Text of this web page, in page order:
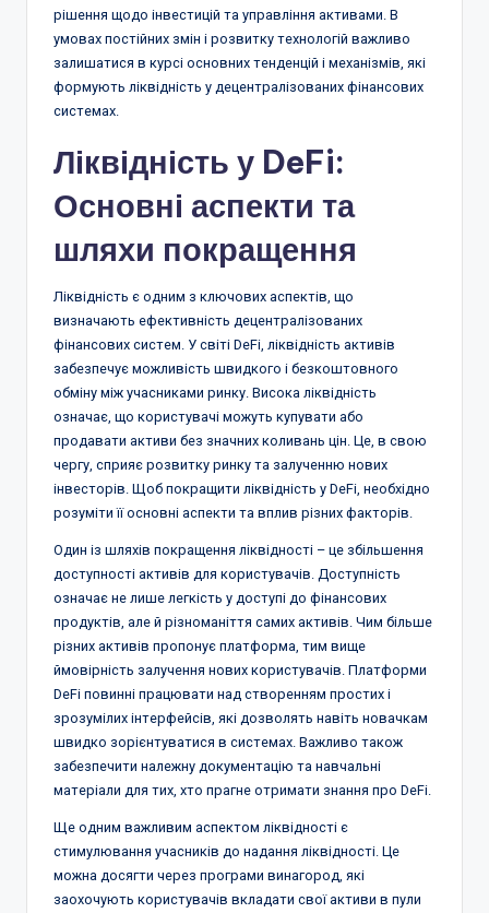
рішення щодо інвестицій та управління активами. В
умовах постійних змін і розвитку технологій важливо
залишатися в курсі основних тенденцій і механізмів, які
формують ліквідність у децентралізованих фінансових
системах.
Ліквідність у DeFi:
Основні аспекти та
шляхи покращення
Ліквідність є одним з ключових аспектів, що
визначають ефективність децентралізованих
фінансових систем. У світі DeFi, ліквідність активів
забезпечує можливість швидкого і безкоштовного
обміну між учасниками ринку. Висока ліквідність
означає, що користувачі можуть купувати або
продавати активи без значних коливань цін. Це, в свою
чергу, сприяє розвитку ринку та залученню нових
інвесторів. Щоб покращити ліквідність у DeFi, необхідно
розуміти її основні аспекти та вплив різних факторів.
Один із шляхів покращення ліквідності – це збільшення
доступності активів для користувачів. Доступність
означає не лише легкість у доступі до фінансових
продуктів, але й різноманіття самих активів. Чим більше
різних активів пропонує платформа, тим вище
ймовірність залучення нових користувачів. Платформи
DeFi повинні працювати над створенням простих і
зрозумілих інтерфейсів, які дозволять навіть новачкам
швидко зорієнтуватися в системах. Важливо також
забезпечити належну документацію та навчальні
матеріали для тих, хто прагне отримати знання про DeFi.
Ще одним важливим аспектом ліквідності є
стимулювання учасників до надання ліквідності. Це
можна досягти через програми винагород, які
заохочують користувачів вкладати свої активи в пули